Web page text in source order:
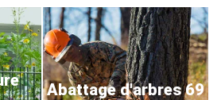
Abattage d'arbres 69